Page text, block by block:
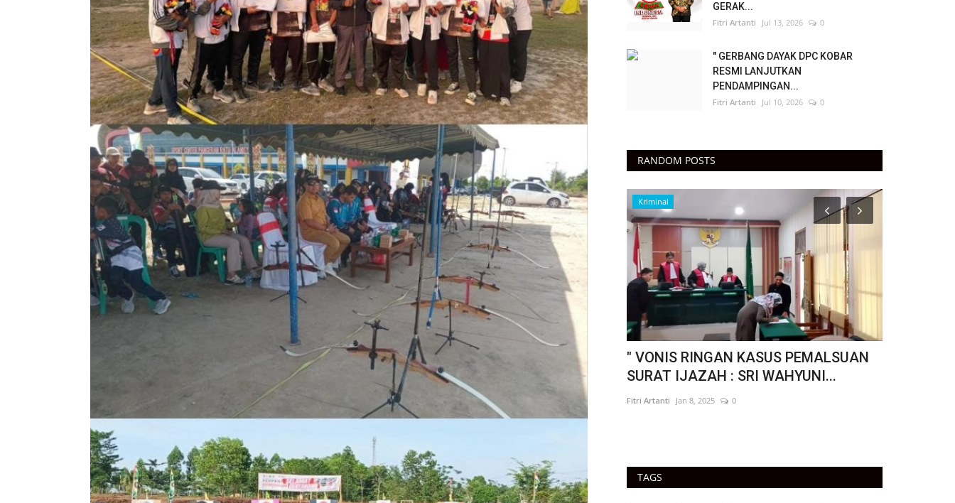
GERAK...
Fitri Artanti Jul 13, 2026 0
" GERBANG DAYAK DPC KOBAR
RESMI LANJUTKAN
PENDAMPINGAN...
Fitri Artanti Jul 10, 2026 0
RANDOM POSTS
Politik
“ DPD PSI KOBAR PERKUAT BENTENG
PARTAI DARI AKAR RUMPUT...
Apr 5, 2026
Peristiwa
" DPC GERBANG DAYAK KOBAR RESMI
TERIMA KUASA DARI AHLI...
Fitri Artanti Aug 7, 2026 0
Kriminal
" VONIS RINGAN KASUS PEMALSUAN
SURAT IJAZAH : SRI WAHYUNI...
Fitri Artanti Jan 8, 2025 0
TAGS